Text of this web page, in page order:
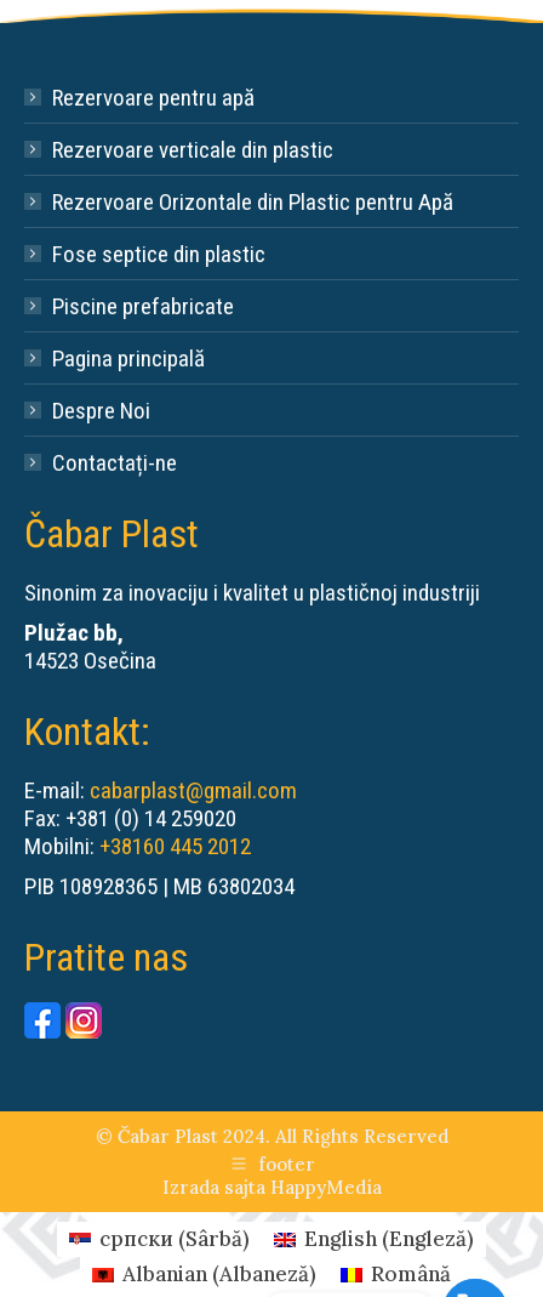
Rezervoare pentru apă
Rezervoare verticale din plastic
Rezervoare Orizontale din Plastic pentru Apă
Fose septice din plastic
Piscine prefabricate
Pagina principală
Despre Noi
Contactați-ne
Čabar Plast
Sinonim za inovaciju i kvalitet u plastičnoj industriji
Plužac bb,
14523 Osečina
Kontakt:
E-mail: cabarplast@gmail.com
Fax: +381 (0) 14 259020
Mobilni: +38160 445 2012
PIB 108928365 | MB 63802034
Pratite nas
© Čabar Plast 2024. All Rights Reserved
footer
Izrada sajta HappyMedia
српски (Sârbă) English(Engleză)
Albanian (Albaneză)
Română